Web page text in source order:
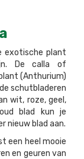
exotische plant
De calla of
(Anthurium)
schutbladeren
wit, roze, geel,
blad kun je
nieuw blad aan.
een heel mooie
en geuren van